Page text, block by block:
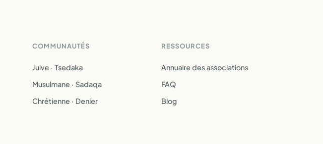
COMMUNAUTÉS
Juive · Tsedaka
Musulmane · Sadaqa
Chrétienne · Denier
RESSOURCES
Annuaire des associations
FAQ
Blog